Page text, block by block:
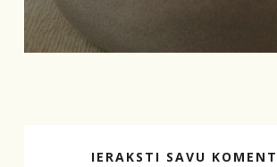
IERAKSTI SAVU